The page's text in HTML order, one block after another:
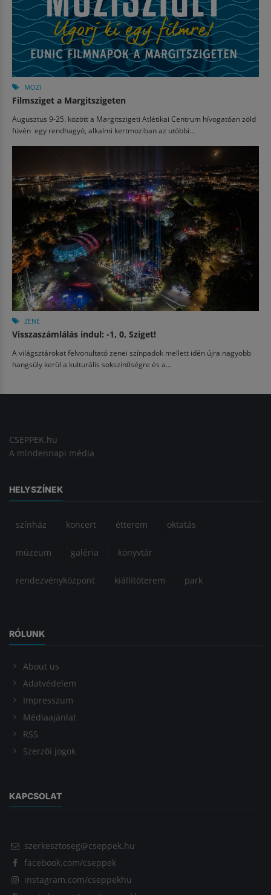
MOZI
Filmsziget a Margitszigeten
Augusztus 9-25. között a Margitszigeti Atlétikai Centrum hívogatóan zöld
füvén egy rendhagyó, alkalmi kertmoziban az utóbbi...
ZENE
Visszaszámlálás indul: -1, 0, Sziget!
A világsztárokat felvonultató zenei színpadok mellett idén újra nagyobb
hangsúly kerül a kulturális sokszínűségre és a...
CSEPPEK.hu
A mindennapi média
HELYSZÍNEK
színház koncert étterem oktatás
múzeum galéria könyvtár
rendezvényközpont kiállítóterem park
RÓLUNK
About us
Adatvédelem
Impresszum
Médiaajánlat
RSS
Szerzői jogok
KAPCSOLAT
szerkesztoseg@cseppek.hu
facebook.com/cseppek
instagram.com/cseppekhu